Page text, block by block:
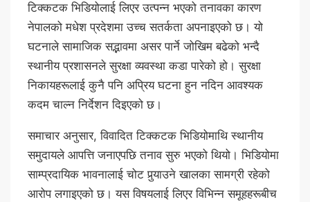
टिक्कटक भिडियोलाई लिएर उत्पन्न भएको तनावका कारण
नेपालको मधेश प्रदेशमा उच्च सतर्कता अपनाइएको छ। यो
घटनाले सामाजिक सद्भावमा असर पार्ने जोखिम बढेको भन्दै
स्थानीय प्रशासनले सुरक्षा व्यवस्था कडा पारेको हो। सुरक्षा
निकायहरूलाई कुनै पनि अप्रिय घटना हुन नदिन आवश्यक
कदम चाल्न निर्देशन दिइएको छ।
समाचार अनुसार, विवादित टिक्कटक भिडियोमाथि स्थानीय
समुदायले आपत्ति जनाएपछि तनाव सुरु भएको थियो। भिडियोमा
साम्प्रदायिक भावनालाई चोट पुर्‍याउने खालका सामग्री रहेको
आरोप लगाइएको छ। यस विषयलाई लिएर विभिन्न समूहहरूबीच